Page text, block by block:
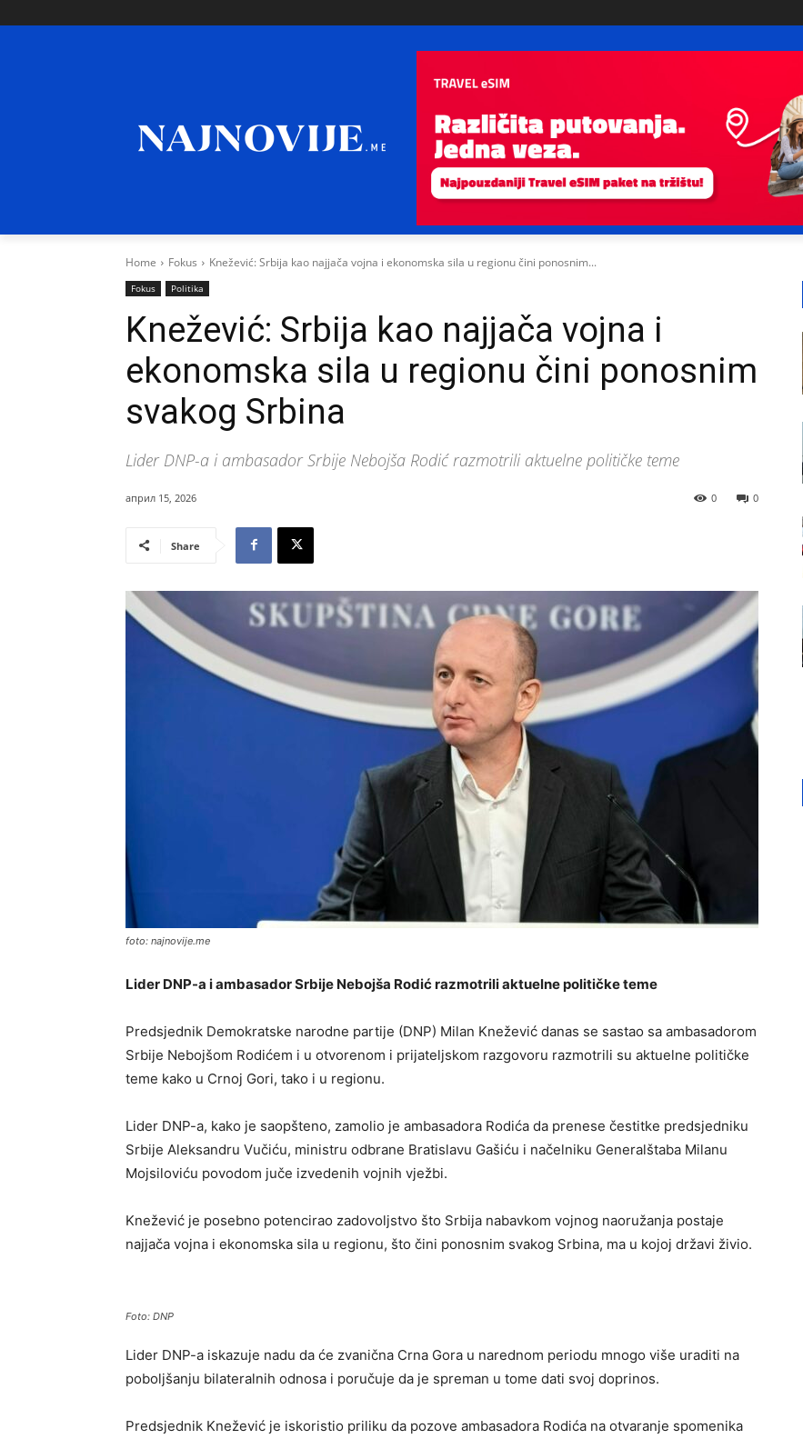
Home Fokus Knežević: Srbija kao najjača vojna i ekonomska sila u regionu čini ponosnim...
Fokus Politika
Knežević: Srbija kao najjača vojna i
ekonomska sila u regionu čini ponosnim
svakog Srbina
Lider DNP-a i ambasador Srbije Nebojša Rodić razmotrili aktuelne političke teme
април 15, 2026 0
0
Share
foto: najnovije.me
Lider DNP-a i ambasador Srbije Nebojša Rodić razmotrili aktuelne političke teme
Predsjednik Demokratske narodne partije (DNP) Milan Knežević danas se sastao sa ambasadorom
Srbije Nebojšom Rodićem i u otvorenom i prijateljskom razgovoru razmotrili su aktuelne političke
teme kako u Crnoj Gori, tako i u regionu.
Lider DNP-a, kako je saopšteno, zamolio je ambasadora Rodića da prenese čestitke predsjedniku
Srbije Aleksandru Vučiću, ministru odbrane Bratislavu Gašiću i načelniku Generalštaba Milanu
Mojsiloviću povodom juče izvedenih vojnih vježbi.
Knežević je posebno potencirao zadovoljstvo što Srbija nabavkom vojnog naoružanja postaje
najjača vojna i ekonomska sila u regionu, što čini ponosnim svakog Srbina, ma u kojoj državi živio.
Foto: DNP
Lider DNP-a iskazuje nadu da će zvanična Crna Gora u narednom periodu mnogo više uraditi na
poboljšanju bilateralnih odnosa i poručuje da je spreman u tome dati svoj doprinos.
Predsjednik Knežević je iskoristio priliku da pozove ambasadora Rodića na otvaranje spomenika